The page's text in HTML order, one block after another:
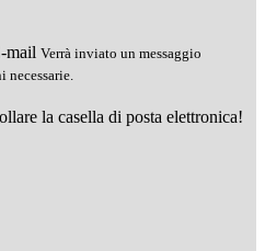
mail Verrà inviato un messaggio
la casella di posta elettronica!